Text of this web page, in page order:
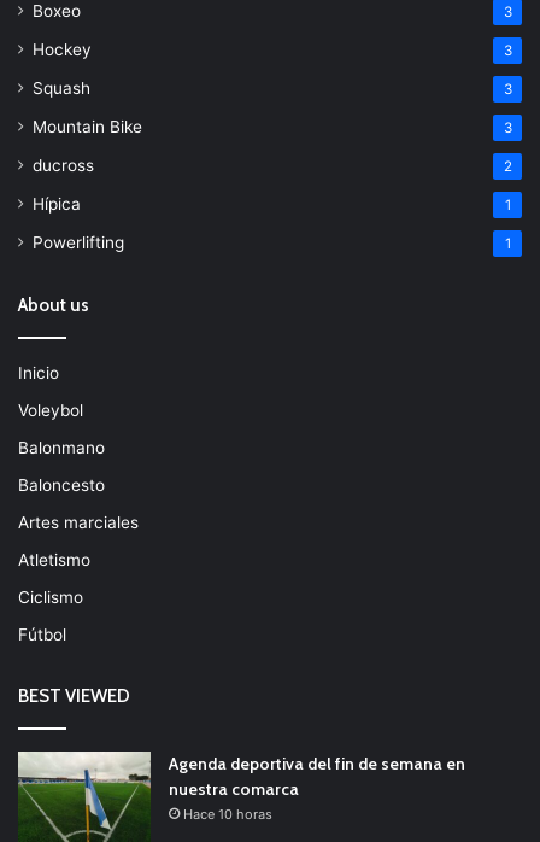
Boxeo 3
Hockey 3
Squash 3
Mountain Bike 3
ducross 2
Hípica 1
Powerlifting 1
About us
Inicio
Voleybol
Balonmano
Baloncesto
Artes marciales
Atletismo
Ciclismo
Fútbol
BEST VIEWED
Agenda deportiva del fin de semana en
nuestra comarca
Hace 10 horas